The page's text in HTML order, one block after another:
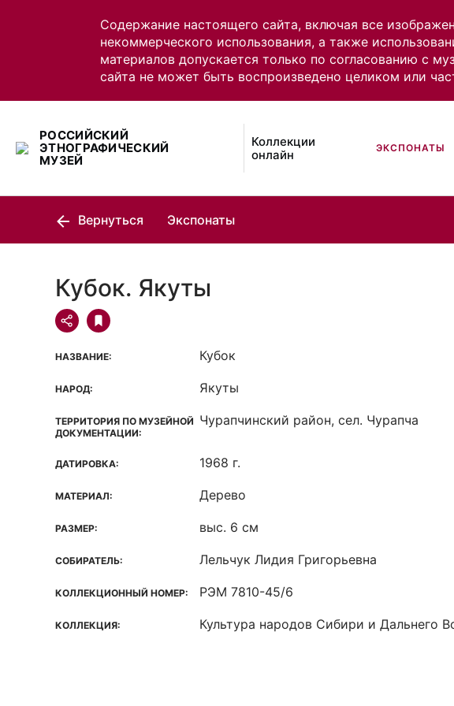
Содержание настоящего сайта, включая все
некоммерческого использования, а также
материалов допускается только по согласованию с
сайта не может быть воспроизведено целиком или
РОССИЙСКИЙ
ЭТНОГРАФИЧЕСКИЙ
МУЗЕЙ
Коллекции
онлайн
ЭКСПОНАТЫ
Вернуться Экспонаты
Кубок. Якуты
НАЗВАНИЕ: Кубок
НАРОД: Якуты
ТЕРРИТОРИЯ ПО МУЗЕЙНОЙ
ДОКУМЕНТАЦИИ:
Чурапчинский район, сел. Чурапча
ДАТИРОВКА: 1968 г.
МАТЕРИАЛ: Дерево
РАЗМЕР: выс. 6 см
СОБИРАТЕЛЬ: Лельчук Лидия Григорьевна
КОЛЛЕКЦИОННЫЙ НОМЕР: РЭМ 7810-45/6
КОЛЛЕКЦИЯ: Культура народов Сибири и Дальнего